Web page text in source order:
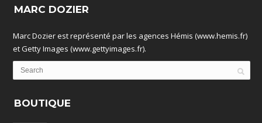
MARC DOZIER
Marc Dozier est représenté par les agences Hémis (www.hemis.fr)
et Getty Images (www.gettyimages.fr).
BOUTIQUE